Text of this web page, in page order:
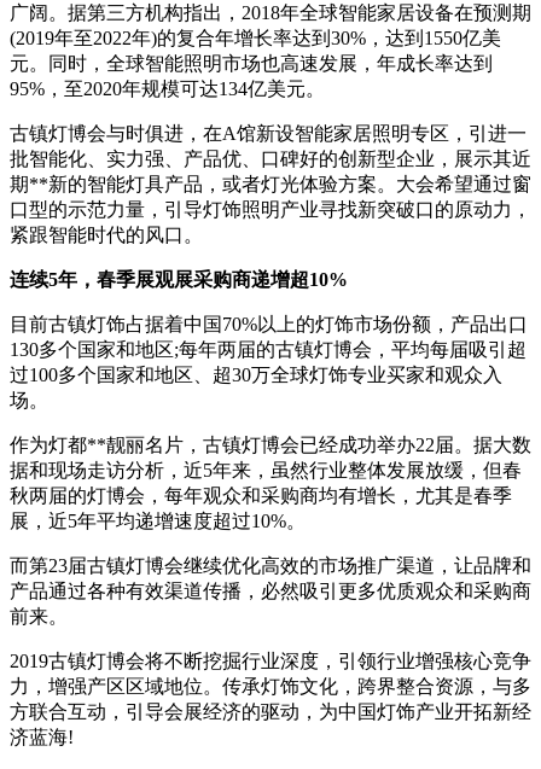
广阔。据第三方机构指出，2018年全球智能家居设备在预测期
(2019年至2022年)的复合年增长率达到30%，达到1550亿美
元。同时，全球智能照明市场也高速发展，年成长率达到
95%，至2020年规模可达134亿美元。
古镇灯博会与时俱进，在A馆新设智能家居照明专区，引进一
批智能化、实力强、产品优、口碑好的创新型企业，展示其近
期**新的智能灯具产品，或者灯光体验方案。大会希望通过窗
口型的示范力量，引导灯饰照明产业寻找新突破口的原动力，
紧跟智能时代的风口。
连续5年，春季展观展采购商递增超10%
目前古镇灯饰占据着中国70%以上的灯饰市场份额，产品出口
130多个国家和地区;每年两届的古镇灯博会，平均每届吸引超
过100多个国家和地区、超30万全球灯饰专业买家和观众入
场。
作为灯都**靓丽名片，古镇灯博会已经成功举办22届。据大数
据和现场走访分析，近5年来，虽然行业整体发展放缓，但春
秋两届的灯博会，每年观众和采购商均有增长，尤其是春季
展，近5年平均递增速度超过10%。
而第23届古镇灯博会继续优化高效的市场推广渠道，让品牌和
产品通过各种有效渠道传播，必然吸引更多优质观众和采购商
前来。
2019古镇灯博会将不断挖掘行业深度，引领行业增强核心竞争
力，增强产区区域地位。传承灯饰文化，跨界整合资源，与多
方联合互动，引导会展经济的驱动，为中国灯饰产业开拓新经
济蓝海!